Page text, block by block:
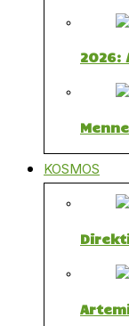
2026:
KOSMOS